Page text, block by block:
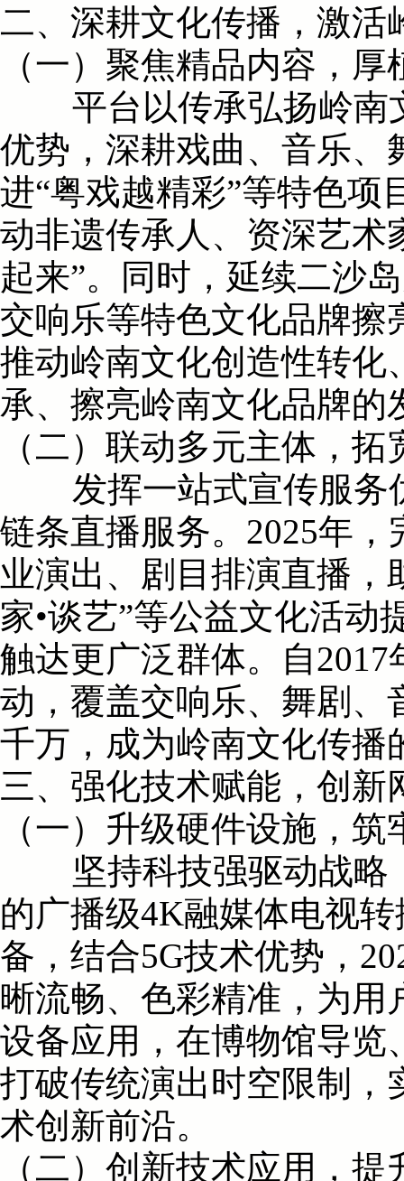
二、深耕文化传播，激活
（一）聚焦精品内容，
平台以传承弘扬岭南
优势，深耕戏曲、音乐、
进“粤戏越精彩”等特色项
动非遗传承人、资深艺术
起来”。同时，延续二沙
交响乐等特色文化品牌擦
推动岭南文化创造性转化
承、擦亮岭南文化品牌的
（二）联动多元主体，
发挥一站式宣传服务
链条直播服务。2025年
业演出、剧目排演直播，
家•谈艺”等公益文化活
触达更广泛群体。自
动，覆盖交响乐、舞剧、
千万，成为岭南文化传播
三、强化技术赋能，创新
（一）升级硬件设施，
坚持科技强驱动战略，
的广播级4K融媒体电视
备，结合5G技术优势，
晰流畅、色彩精准，为
设备应用，在博物馆导览
打破传统演出时空限制，
术创新前沿。
（二）创新技术应用，